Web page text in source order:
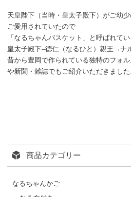
天皇陛下（当時・皇太子殿下）がご幼
ご愛用されていたので
「なるちゃんバスケット」と呼ばれて
皇太子殿下=徳仁（なるひと）親王→ナ
昔から豊岡で作られている独特のフォル
や新聞・雑誌でもご紹介いただきました
商品カテゴリー
なるちゃんかご